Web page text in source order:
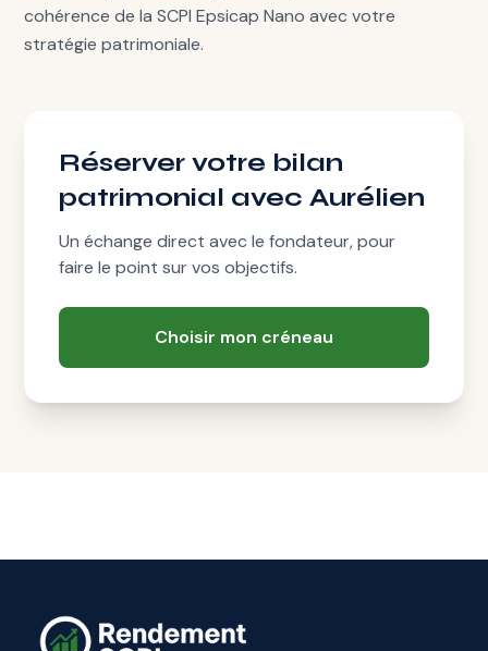
cohérence de la SCPI Epsicap Nano avec votre
stratégie patrimoniale.
Réserver votre bilan
patrimonial avec Aurélien
Un échange direct avec le fondateur, pour
faire le point sur vos objectifs.
Choisir mon créneau